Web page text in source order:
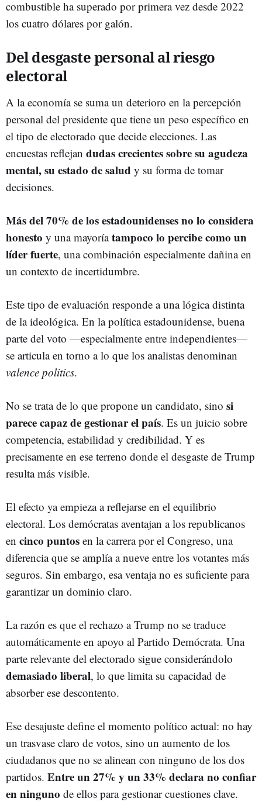
combustible ha superado por primera vez desde 2022
los cuatro dólares por galón.
Del desgaste personal al riesgo
electoral
A la economía se suma un deterioro en la percepción
personal del presidente que tiene un peso específico en
el tipo de electorado que decide elecciones. Las
encuestas reflejan dudas crecientes sobre su agudeza
mental, su estado de salud y su forma de tomar
decisiones.
Más del 70% de los estadounidenses no lo considera
honesto y una mayoríatampoco lo percibe como un
líder fuerte, una combinación especialmente dañina en
un contexto de incertidumbre.
Este tipo de evaluación responde a una lógica distinta
de la ideológica. En la política estadounidense, buena
parte del voto —especialmente entre independientes—
se articula en torno a lo que los analistas denominan
valence politics.
No se trata de lo que propone un candidato, sino si
parece capaz de gestionar el país. Es un juicio sobre
competencia, estabilidad y credibilidad. Y es
precisamente en ese terreno donde el desgaste de Trump
resulta más visible.
El efecto ya empieza a reflejarse en el equilibrio
electoral. Los demócratas aventajan a los republicanos
en cinco puntos en la carrera por el Congreso, una
diferencia que se amplía a nueve entre los votantes más
seguros. Sin embargo, esa ventaja no es suficiente para
garantizar un dominio claro.
La razón es que el rechazo a Trump no se traduce
automáticamente en apoyo al Partido Demócrata. Una
parte relevante del electorado sigue considerándolo
demasiado liberal, lo que limita su capacidad de
absorber ese descontento.
Ese desajuste define el momento político actual: no hay
un trasvase claro de votos, sino un aumento de los
ciudadanos que no se alinean con ninguno de los dos
partidos. Entre un 27% y un 33% declara no confiar
en ninguno de ellos para gestionar cuestiones clave.